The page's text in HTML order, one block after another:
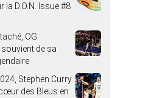
la D.O.N. Issue #8
OG
de sa
Stephen Curry
des Bleus en